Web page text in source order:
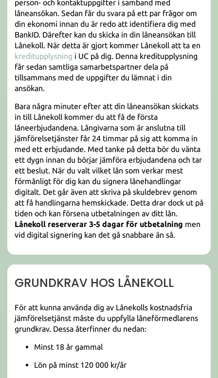
person- och kontaktuppgifter i samband med
låneansökan. Sedan får du svara på ett par frågor om
din ekonomi innan du är redo att identifiera dig med
BankID. Därefter kan du skicka in din låneansökan till
Lånekoll. När detta är gjort kommer Lånekoll att ta en
kreditupplysning i UC på dig. Denna kreditupplysning
får sedan samtliga samarbetspartner dela på
tillsammans med de uppgifter du lämnat i din
ansökan.
Bara några minuter efter att din låneansökan skickats
in till Lånekoll kommer du att få de första
låneerbjudandena. Långivarna som är anslutna till
jämförelsetjänster får 24 timmar på sig att komma in
med ett erbjudande. Med tanke på detta bör du vänta
ett dygn innan du börjar jämföra erbjudandena och tar
ett beslut. När du valt vilket lån som verkar mest
förmånligt för dig kan du signera lånehandlingar
digitalt. Det går även att skriva på skuldebrev genom
att få handlingarna hemskickade. Detta drar dock ut på
tiden och kan försena utbetalningen av ditt lån.
Lånekoll reserverar 3-5 dagar för utbetalning men
vid digital signering kan det gå snabbare än så.
GRUNDKRAV HOS LÅNEKOLL
För att kunna använda dig av Lånekolls kostnadsfria
jämförelsetjänst måste du uppfylla låneförmedlarens
grundkrav. Dessa återfinner du nedan:
Minst 18 år gammal
Lön på minst 120 000 kr/år